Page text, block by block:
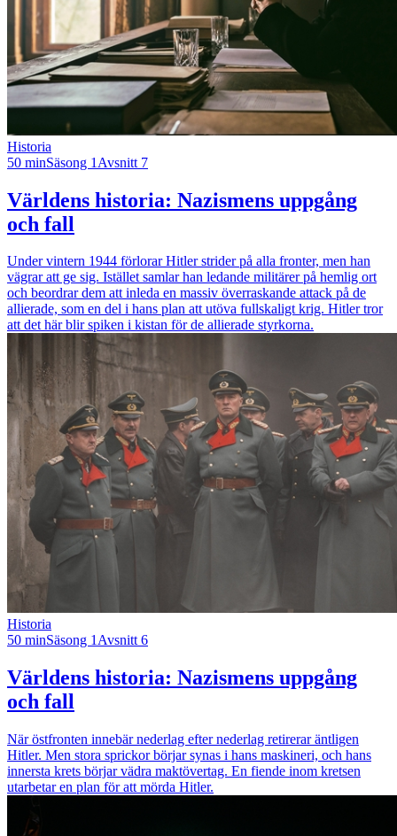
Historia
50 minSäsong 1 Avsnitt 7
Världens historia: Nazismens uppgång
och fall
Under vintern 1944 förlorar Hitler strider på alla fronter, men han
vägrar att ge sig. Istället samlar han ledande militärer på hemlig ort
och beordrar dem att inleda en massiv överraskande attack på de
allierade, som en del i hans plan att utöva fullskaligt krig. Hitler tror
att det här blir spiken i kistan för de allierade styrkorna.
Historia
50 minSäsong 1 Avsnitt 6
Världens historia: Nazismens uppgång
och fall
När östfronten innebär nederlag efter nederlag retirerar äntligen
Hitler. Men stora sprickor börjar synas i hans maskineri, och hans
innersta krets börjar vädra maktövertag. En fiende inom kretsen
utarbetar en plan för att mörda Hitler.